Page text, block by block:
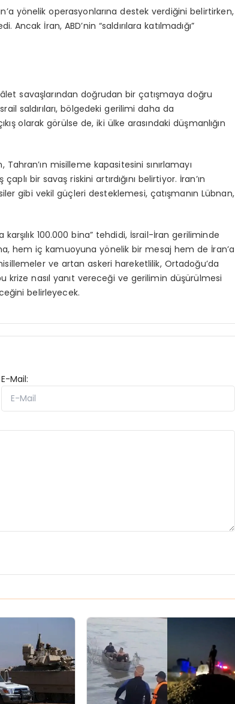
yönelik operasyonlarına destek verdiğini belirtirken,
İran, ABD’nin “saldırılara katılmadığı”
savaşlarından doğrudan bir çatışmaya doğru
saldırıları, bölgedeki gerilimi daha da
olarak görülse de, iki ülke arasındaki düşmanlığın
Tahran’ın misilleme kapasitesini sınırlamayı
bir savaş riskini artırdığını belirtiyor. İran’ın
gibi vekil güçleri desteklemesi, çatışmanın Lübnan,
karşılık 100.000 bina” tehdidi, İsrail-İran geriliminde
hem iç kamuoyuna yönelik bir mesaj hem de İran’a
misillemeler ve artan askeri hareketlilik, Ortadoğu’da
krize nasıl yanıt vereceği ve gerilimin düşürülmesi
belirleyecek.
E-Mail: